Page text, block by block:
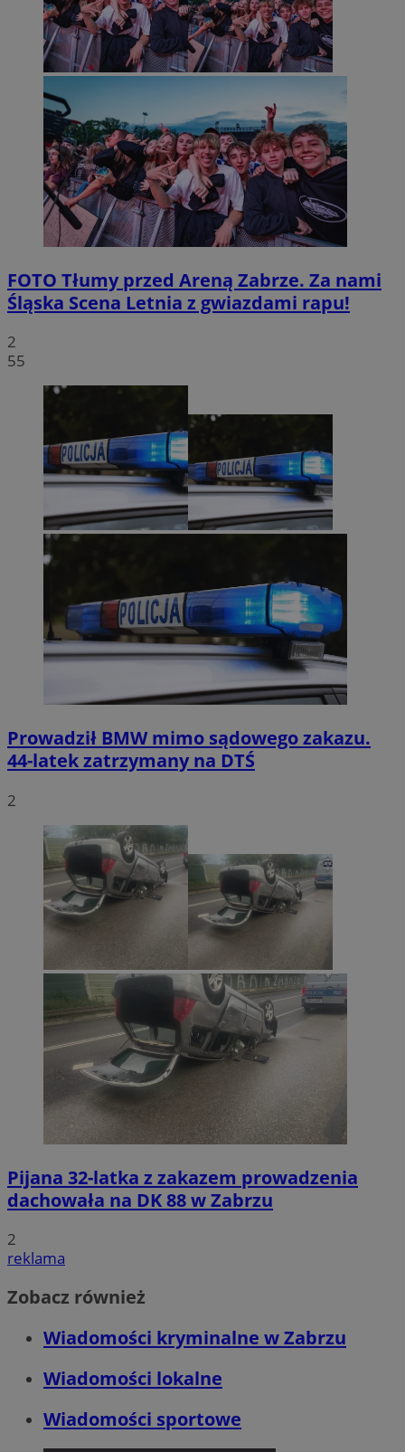
FOTO Tłumy przed Areną Zabrze. Za nami
Śląska Scena Letnia z gwiazdami rapu!
2
55
Prowadził BMW mimo sądowego zakazu.
44-latek zatrzymany na DTŚ
2
Pijana 32-latka z zakazem prowadzenia
dachowała na DK 88 w Zabrzu
2
reklama
Zobacz również
Wiadomości kryminalne w Zabrzu
Wiadomości lokalne
Wiadomości sportowe